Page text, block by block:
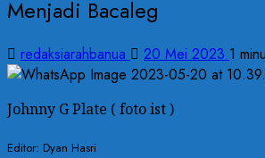
Menjadi Bacaleg
redaksiarahbanua 20 Mei 2023 1
Johnny G Plate ( foto ist )
Editor: Dyan Hasri